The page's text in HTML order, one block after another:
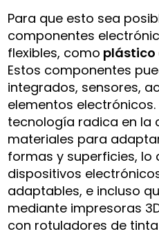
Para que esto sea
componentes
flexibles, como plástico
Estos componentes
integrados, sensores,
elementos
tecnología radica en la
materiales para
formas y superficies, lo
dispositivos
adaptables, e incluso
mediante impresoras
con rotuladores de